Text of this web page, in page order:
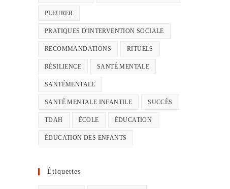
PLEURER
PRATIQUES D'INTERVENTION SOCIALE
RECOMMANDATIONS RITUELS
RÉSILIENCE SANTÉ MENTALE
SANTÉMENTALE
SANTÉ MENTALE INFANTILE SUCCÈS
TDAH ÉCOLE ÉDUCATION
ÉDUCATION DES ENFANTS
Étiquettes